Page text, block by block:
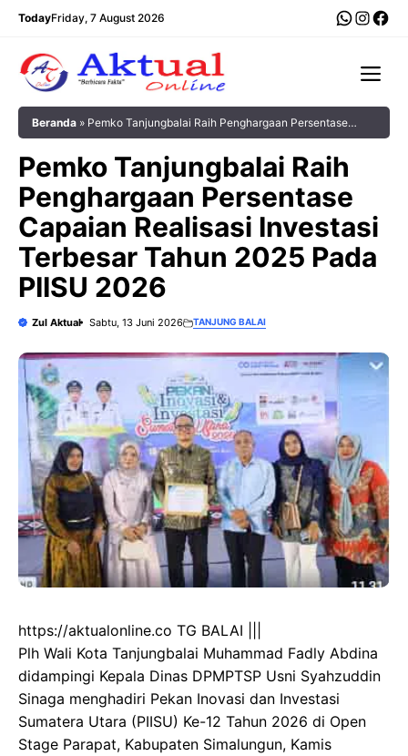
Langsung
TodayFriday, 7 August 2026
Beranda » Pemko Tanjungbalai Raih Penghargaan Persentase
Pemko Tanjungbalai Raih
Penghargaan Persentase
Capaian Realisasi Investasi
Terbesar Tahun 2025 Pada
PIISU 2026
Zul Aktual Sabtu, 13 Juni 2026 TANJUNG BALAI
https://aktualonline.co TG BALAI |||
Plh Wali Kota Tanjungbalai Muhammad Fadly Abdina
didampingi Kepala Dinas DPMPTSP Usni Syahzuddin
Sinaga menghadiri Pekan Inovasi dan Investasi
Sumatera Utara (PIISU) Ke-12 Tahun 2026 di Open
Stage Parapat, Kabupaten Simalungun, Kamis